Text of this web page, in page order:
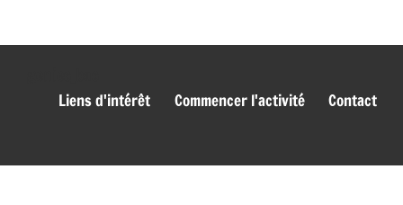
Liens d'intérêt Commencer l'activité Contact